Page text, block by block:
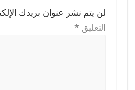
لن يتم نشر عنوان بريدك
التعليق *